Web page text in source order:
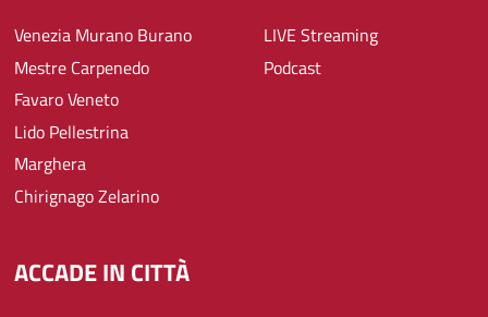
Venezia Murano Burano
Mestre Carpenedo
Favaro Veneto
Lido Pellestrina
Marghera
Chirignago Zelarino
LIVE Streaming
Podcast
ACCADE IN CITTÀ